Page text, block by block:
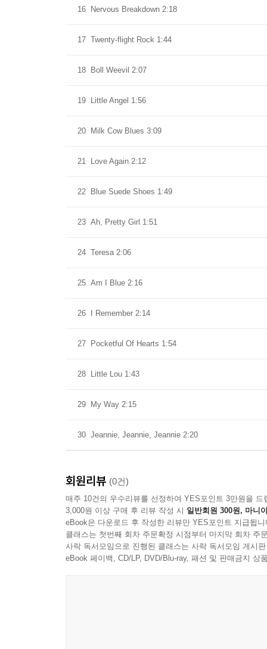
16 Nervous Breakdown 2:18
17 Twenty-flight Rock 1:44
18 Boll Weevil 2:07
19 Little Angel 1:56
20 Milk Cow Blues 3:09
21 Love Again 2:12
22 Blue Suede Shoes 1:49
23 Ah, Pretty Girl 1:51
24 Teresa 2:06
25 Am I Blue 2:16
26 I Remember 2:14
27 Pocketful Of Hearts 1:54
28 Little Lou 1:43
29 My Way 2:15
30 Jeannie, Jeannie, Jeannie 2:20
회원리뷰 (0건)
매주 10건의 우수리뷰를 선정하여 YES포인트 3만원을 드
3,000원 이상 구매 후 리뷰 작성 시 일반회원 300원, 마니
eBook은 다운로드 후 작성한 리뷰만 YES포인트 지급됩니
클래스는 첫번째 회차 주문확정 시점부터 마지막 회차 주
사락 독서모임으로 진행된 클래스는 사락 독서모임 게시
eBook 페이백, CD/LP, DVD/Blu-ray, 패션 및 판매금지 상